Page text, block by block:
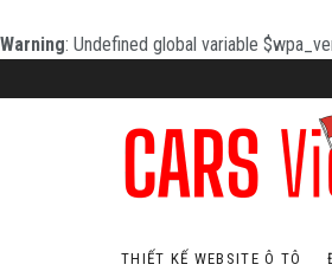
Warning: Undefined global variable
THIẾT KẾ WEBSITE Ô TÔ